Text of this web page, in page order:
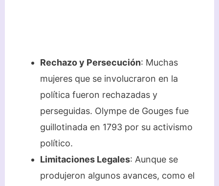
Rechazo y Persecución: Muchas
mujeres que se involucraron en la
política fueron rechazadas y
perseguidas. Olympe de Gouges fue
guillotinada en 1793 por su activismo
político.
Limitaciones Legales: Aunque se
produjeron algunos avances, como el